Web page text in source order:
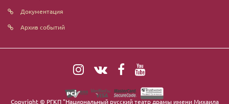
Документация
Архив событий
Copyright © РГКП "Национальный русский театр драмы имени Михаила